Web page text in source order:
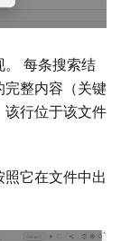
每条搜索结
整内容（关键
行位于该文件
它在文件中出